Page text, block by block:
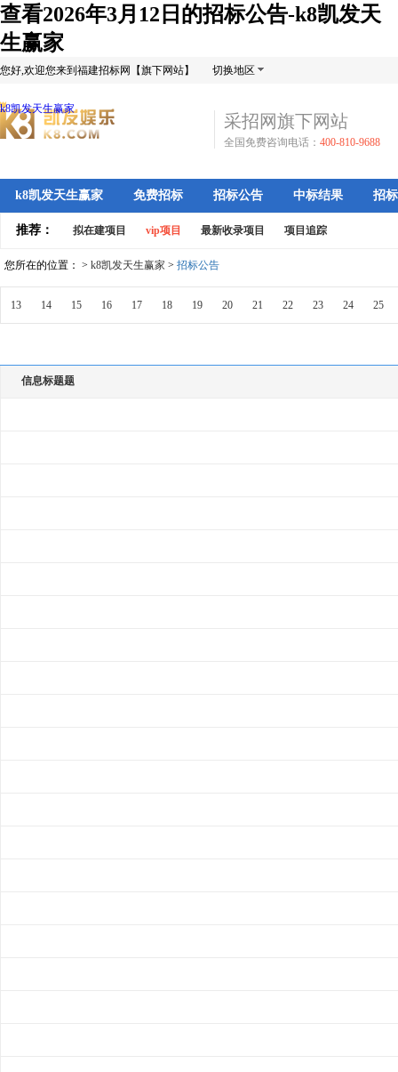
查看2026年3月12日的招标公告-k8凯发天
生赢家
您好,欢迎您来到福建招标网【旗下网站】 切换地区
k8凯发天生赢家
采招网旗下网站
全国免费咨询电话： 400-810-9688
k8凯发天生赢家 免费招标 招标公告 中标结果 招
推荐： 拟在建项目 vip项目 最新收录项目 项目追踪
您所在的位置： > k8凯发天生赢家 > 招标公告
13 14 15 16 17 18 19 20 21 22 23 24 25
信息标题题